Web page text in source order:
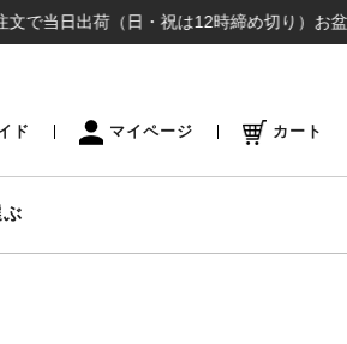
出荷（日・祝は12時締め切り）お盆も通
ド マイページ カート